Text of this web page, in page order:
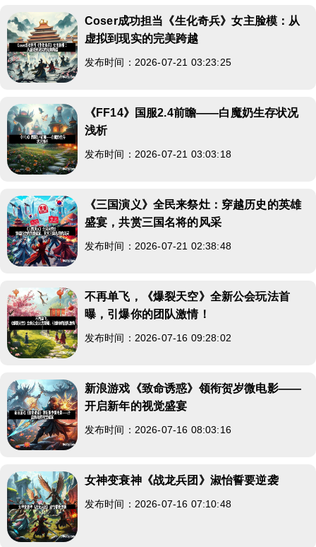
Coser成功担当《生化奇兵》女主脸模：从
虚拟到现实的完美跨越
发布时间：2026-07-21 03:23:25
《FF14》国服2.4前瞻——白魔奶生存状况
浅析
发布时间：2026-07-21 03:03:18
《三国演义》全民来祭灶：穿越历史的英雄
盛宴，共赏三国名将的风采
发布时间：2026-07-21 02:38:48
不再单飞，《爆裂天空》全新公会玩法首
曝，引爆你的团队激情！
发布时间：2026-07-16 09:28:02
新浪游戏《致命诱惑》领衔贺岁微电影——
开启新年的视觉盛宴
发布时间：2026-07-16 08:03:16
女神变衰神《战龙兵团》淑怡誓要逆袭
发布时间：2026-07-16 07:10:48